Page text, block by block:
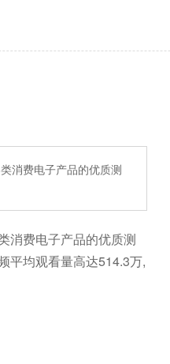
消费电子产品的优质测
消费电子产品的优质测
平均观看量高达514.3万,